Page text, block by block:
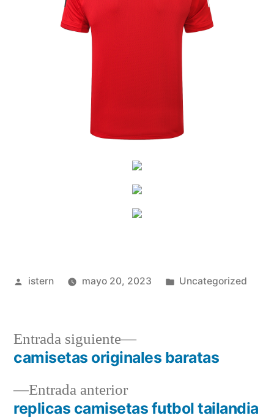
Publicado
istern mayo 20, 2023
Publicado
Uncategorized
Navegación
deEntrada anteriorEntrada
anterior:
replicas camisetas futbol tailandia
Entrada siguiente
Entrada
siguiente:
camisetas originales baratas